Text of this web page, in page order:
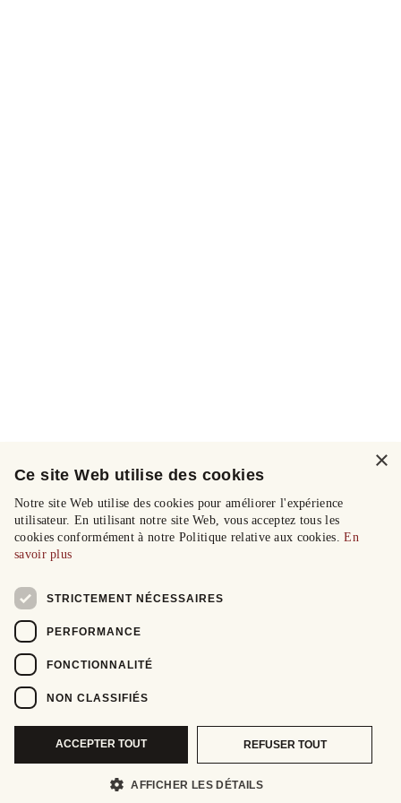
×
Ce site Web utilise des cookies
Notre site Web utilise des cookies pour améliorer l'expérience
utilisateur. En utilisant notre site Web, vous acceptez tous les
cookies conformément à notre Politique relative aux cookies.En
savoir plus
STRICTEMENT NÉCESSAIRES
PERFORMANCE
FONCTIONNALITÉ
NON CLASSIFIÉS
ACCEPTER TOUT REFUSER TOUT
AFFICHER LES DÉTAILS